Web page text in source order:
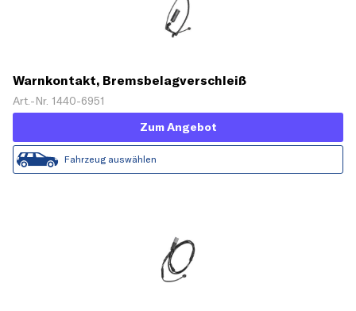
Warnkontakt, Bremsbelagverschleiß
Art.-Nr. 1440-6951
Zum Angebot
Fahrzeug auswählen